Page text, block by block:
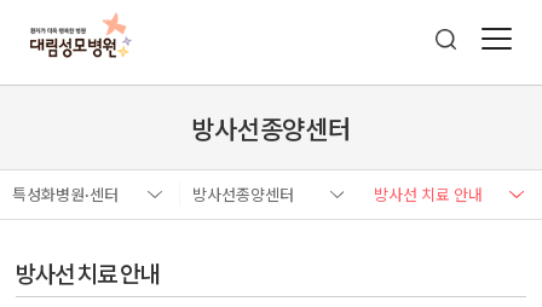
방사선종양센터
특성화병원·센터 방사선종양센터 방사선 치료 안내
방사선 치료 안내